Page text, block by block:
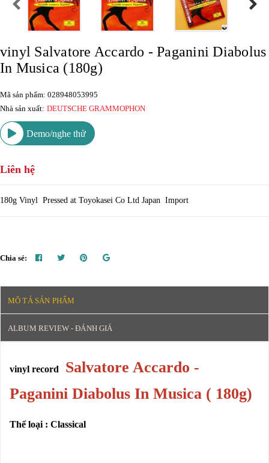
vinyl Salvatore Accardo - Paganini Diabolus
In Musica (180g)
Mã sản phẩm: 028948053995
Nhà sản xuất: DEUTSCHE GRAMMOPHON
Demo/nghe thử
Liên hệ
180g Vinyl Pressed at Toyokasei Co Ltd Japan Import
Chia sẻ:
MÔ TẢ SẢN PHẨM
ALBUM REVIEW - ĐÁNH GIÁ
vinyl record
Salvatore Accardo -
Paganini Diabolus In Musica ( 180g)
Thể loại : Classical